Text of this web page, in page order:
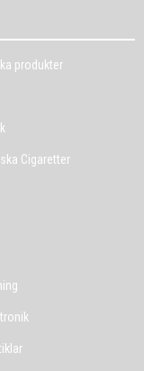
produkter
Cigaretter